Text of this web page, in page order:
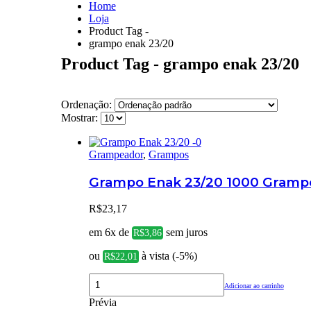
Home
Loja
Product Tag -
grampo enak 23/20
Product Tag - grampo enak 23/20
Ordenação:
Mostrar:
Grampeador, Grampos
Grampo Enak 23/20 1000
R$23,17
em 6x de R$3,86 sem juros
ou R$22,01 à vista (-5%)
Adicionar ao carrinho
Prévia